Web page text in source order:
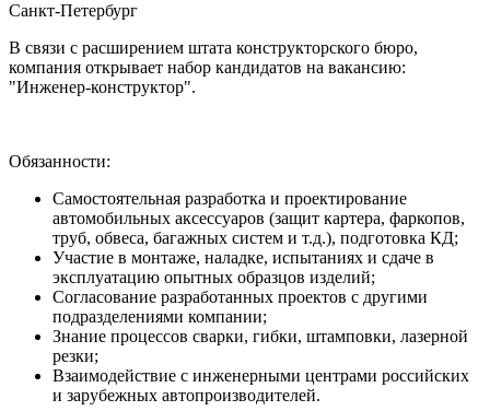
Санкт-Петербург
В связи с расширением штата конструкторского бюро,
компания открывает набор кандидатов на вакансию:
"Инженер-конструктор".
Обязанности:
Самостоятельная разработка и проектирование
автомобильных аксессуаров (защит картера, фаркопов,
труб, обвеса, багажных систем и т.д.), подготовка КД;
Участие в монтаже, наладке, испытаниях и сдаче в
эксплуатацию опытных образцов изделий;
Согласование разработанных проектов с другими
подразделениями компании;
Знание процессов сварки, гибки, штамповки, лазерной
резки;
Взаимодействие с инженерными центрами российских
и зарубежных автопроизводителей.